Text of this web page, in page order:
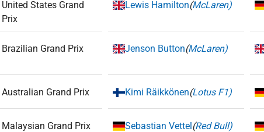
United States Grand
Prix
Lewis Hamilton(McLaren)
Brazilian Grand Prix Jenson Button(McLaren)
Australian Grand Prix Kimi Räikkönen(Lotus F1)
Malaysian Grand Prix Sebastian Vettel(Red Bull)